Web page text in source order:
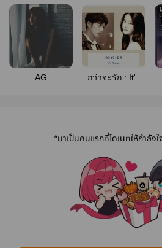
AG
กว่าจะรัก : It's
“มาเป็นคนแรกที่โดเนทให้กำลัง